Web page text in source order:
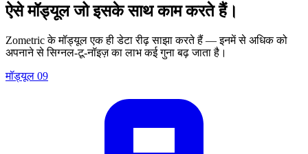
ऐसे मॉड्यूल जो इसके साथ काम करते हैं।
Zometric के मॉड्यूल एक ही डेटा रीढ़ साझा करते हैं — इनमें से अधिक को
अपनाने से सिग्नल-टू-नॉइज़ का लाभ कई गुना बढ़ जाता है।
मॉड्यूल 09